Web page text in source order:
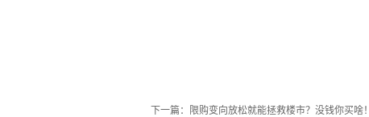
下一篇： 限购变向放松就能拯救楼市？没钱你买啥！